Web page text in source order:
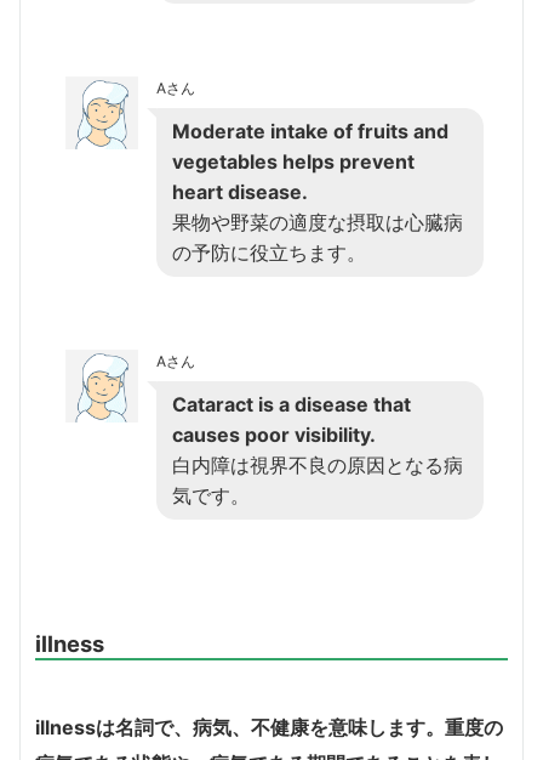
Aさん
Moderate intake of fruits and
vegetables helps prevent
heart disease.
果物や野菜の適度な摂取は心臓病
の予防に役立ちます。
Aさん
Cataract is a disease that
causes poor visibility.
白内障は視界不良の原因となる病
気です。
illness
illnessは名詞で、病気、不健康を意味します。重度の